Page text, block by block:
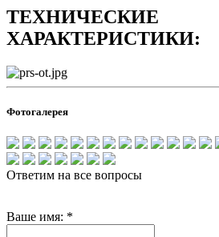
ТЕХНИЧЕСКИЕ
ХАРАКТЕРИСТИКИ:
Фотогалерея
Ответим на все вопросы
Ваше имя: *